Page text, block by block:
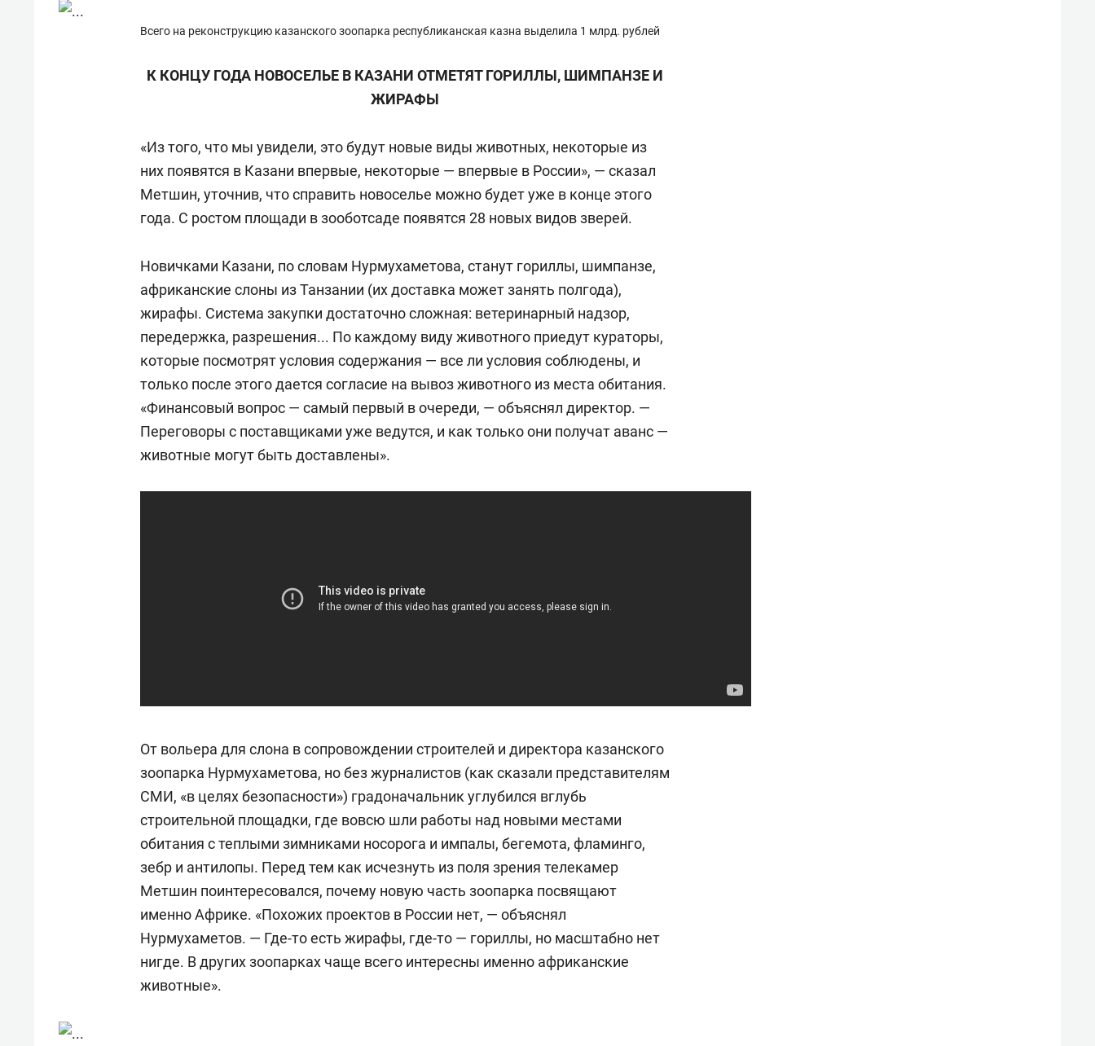
Всего на реконструкцию казанского зоопарка республиканская казна выделила 1 млрд. рублей
К КОНЦУ ГОДА НОВОСЕЛЬЕ В КАЗАНИ ОТМЕТЯТ ГОРИЛЛЫ, ШИМПАНЗЕ И
ЖИРАФЫ
«Из того, что мы увидели, это будут новые виды животных, некоторые из
них появятся в Казани впервые, некоторые — впервые в России», — сказал
Метшин, уточнив, что справить новоселье можно будет уже в конце этого
года. С ростом площади в зооботсаде появятся 28 новых видов зверей.
Новичками Казани, по словам Нурмухаметова, станут гориллы, шимпанзе,
африканские слоны из Танзании (их доставка может занять полгода),
жирафы. Система закупки достаточно сложная: ветеринарный надзор,
передержка, разрешения... По каждому виду животного приедут кураторы,
которые посмотрят условия содержания — все ли условия соблюдены, и
только после этого дается согласие на вывоз животного из места обитания.
«Финансовый вопрос — самый первый в очереди, — объяснял директор. —
Переговоры с поставщиками уже ведутся, и как только они получат аванс —
животные могут быть доставлены».
От вольера для слона в сопровождении строителей и директора казанского
зоопарка Нурмухаметова, но без журналистов (как сказали представителям
СМИ, «в целях безопасности») градоначальник углубился вглубь
строительной площадки, где вовсю шли работы над новыми местами
обитания с теплыми зимниками носорога и импалы, бегемота, фламинго,
зебр и антилопы. Перед тем как исчезнуть из поля зрения телекамер
Метшин поинтересовался, почему новую часть зоопарка посвящают
именно Африке. «Похожих проектов в России нет, — объяснял
Нурмухаметов. — Где-то есть жирафы, где-то — гориллы, но масштабно нет
нигде. В других зоопарках чаще всего интересны именно африканские
животные».